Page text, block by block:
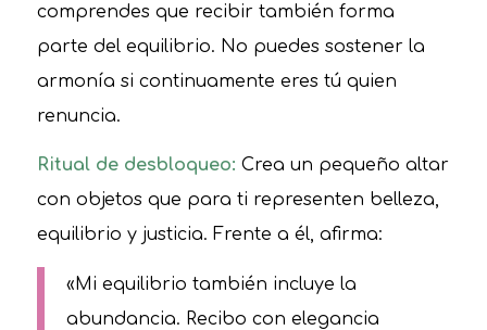
comprendes que recibir también forma
parte del equilibrio. No puedes sostener la
armonía si continuamente eres tú quien
renuncia.
Ritual de desbloqueo: Crea un pequeño altar
con objetos que para ti representen belleza,
equilibrio y justicia. Frente a él, afirma:
«Mi equilibrio también incluye la
abundancia. Recibo con elegancia